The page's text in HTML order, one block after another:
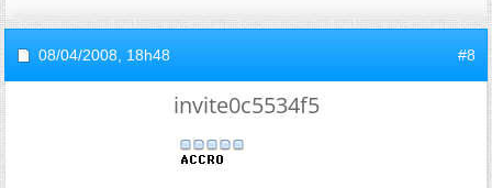
08/04/2008, 18h48 #8
invite0c5534f5